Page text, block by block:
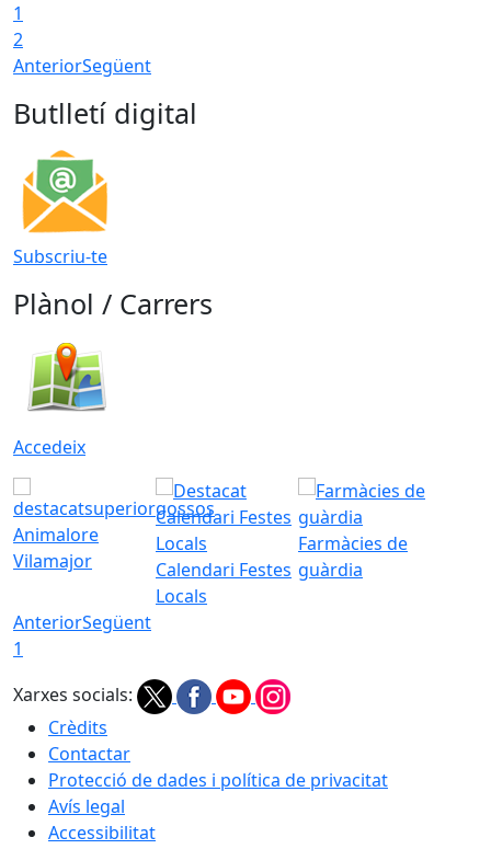
1
2
AnteriorSegüent
Butlletí digital
Subscriu-te
Plànol / Carrers
Accedeix
Animalore
Vilamajor
Calendari Festes
Locals
Farmàcies de
guàrdia
AnteriorSegüent
1
Xarxes socials:
Crèdits
Contactar
Protecció de dades i política de privacitat
Avís legal
Accessibilitat